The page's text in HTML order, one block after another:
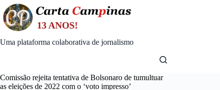
Skip
to
content
Uma plataforma colaborativa de jornalismo
Comissão rejeita tentativa de Bolsonaro de tumultuar
as eleições de 2022 com o ‘voto impresso’